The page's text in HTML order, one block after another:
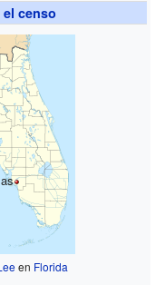
censo
en Florida